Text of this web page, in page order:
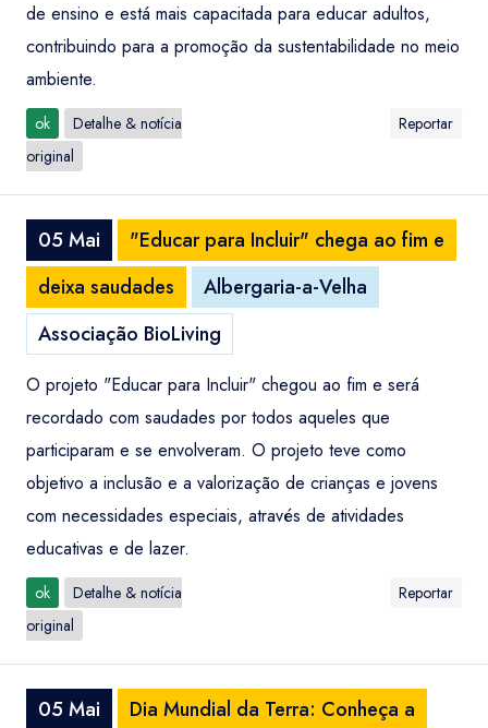
de ensino e está mais capacitada para educar adultos,
contribuindo para a promoção da sustentabilidade no meio
ambiente.
ok
Detalhe & notícia
original
Reportar
05 Mai
"Educar para Incluir" chega ao fim e
deixa saudades
Albergaria-a-Velha
Associação BioLiving
O projeto "Educar para Incluir" chegou ao fim e será
recordado com saudades por todos aqueles que
participaram e se envolveram. O projeto teve como
objetivo a inclusão e a valorização de crianças e jovens
com necessidades especiais, através de atividades
educativas e de lazer.
ok
Detalhe & notícia
original
Reportar
05 Mai
Dia Mundial da Terra: Conheça a